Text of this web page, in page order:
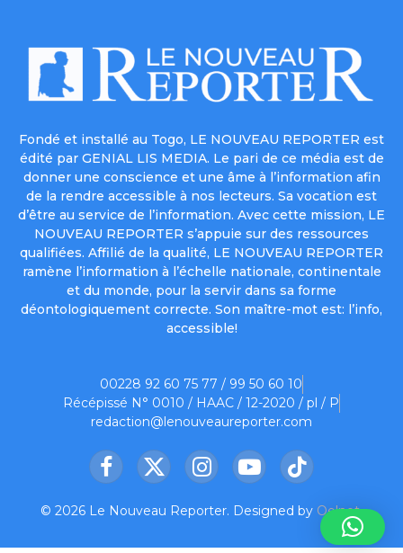
Fondé et installé au Togo, LE NOUVEAU REPORTER est
édité par GENIAL LIS MEDIA. Le pari de ce média est de
donner une conscience et une âme à l’information afin
de la rendre accessible à nos lecteurs. Sa vocation est
d’être au service de l’information. Avec cette mission, LE
NOUVEAU REPORTER s’appuie sur des ressources
qualifiées. Affilié de la qualité, LE NOUVEAU REPORTER
ramène l’information à l’échelle nationale, continentale
et du monde, pour la servir dans sa forme
déontologiquement correcte. Son maître-mot est: l’info,
accessible!
00228 92 60 75 77 / 99 50 60 10
Récépissé N° 0010 / HAAC / 12-2020 / pl / P
redaction@lenouveaureporter.com
Facebook
X
InstagramYouTubeTikTok
© 2026 Le Nouveau Reporter. Designed by Oelnet.